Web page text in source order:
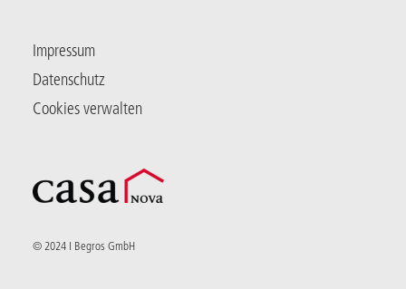
Impressum
Datenschutz
Cookies verwalten
© 2024 I Begros GmbH